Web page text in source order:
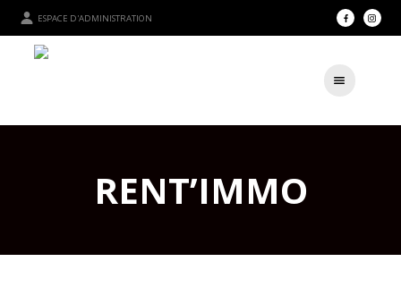
ESPACE D'ADMINISTRATION
RENT’IMMO